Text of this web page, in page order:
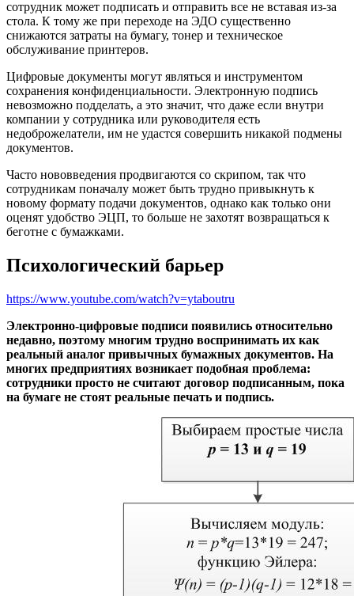
сотрудник может подписать и отправить все не вставая из-за
стола. К тому же при переходе на ЭДО существенно
снижаются затраты на бумагу, тонер и техническое
обслуживание принтеров.
Цифровые документы могут являться и инструментом
сохранения конфиденциальности. Электронную подпись
невозможно подделать, а это значит, что даже если внутри
компании у сотрудника или руководителя есть
недоброжелатели, им не удастся совершить никакой подмены
документов.
Часто нововведения продвигаются со скрипом, так что
сотрудникам поначалу может быть трудно привыкнуть к
новому формату подачи документов, однако как только они
оценят удобство ЭЦП, то больше не захотят возвращаться к
беготне с бумажками.
Психологический барьер
https://www.youtube.com/watch?v=ytaboutru
Электронно-цифровые подписи появились относительно
недавно, поэтому многим трудно воспринимать их как
реальный аналог привычных бумажных документов. На
многих предприятиях возникает подобная проблема:
сотрудники просто не считают договор подписанным, пока
на бумаге не стоят реальные печать и подпись.